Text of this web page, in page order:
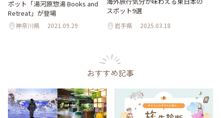
ポット「湯河原惣湯 Books and
Retreat」が登場
神奈川県 2021.09.29
スポット9選
岩手県 2025.03.18
おすすめ記事